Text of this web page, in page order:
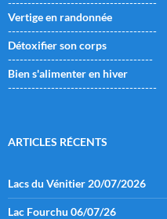
Vertige en randonnée
--------------------------------------
Détoxifier son corps
-------------------------------------
Bien s'alimenter en hiver
--------------------------------------
ARTICLES RÉCENTS
Lacs du Vénitier 20/07/2026
Lac Fourchu 06/07/26